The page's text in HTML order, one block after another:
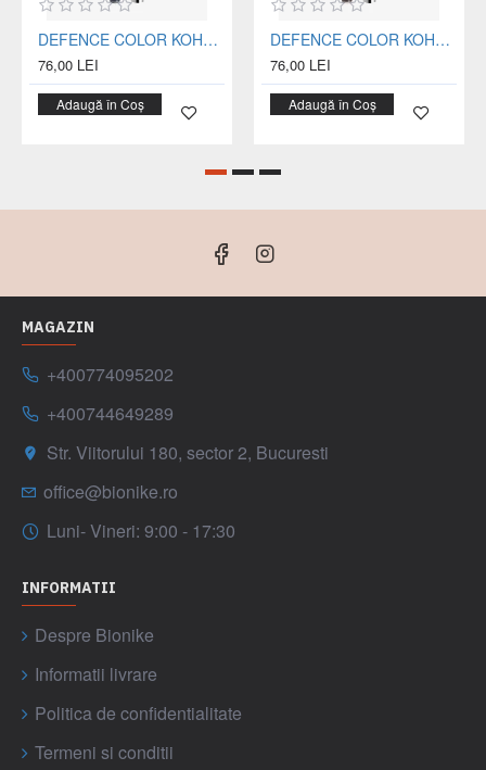
DEFENCE COLOR KOHL&KAJAL creion pentru conturul ochilor 102 bleu marine
76,00 LEI
Adaugă în Coș
DEFENCE COLOR KOHL&KAJAL creion pentru conturul ochilor 103 brun
76,00 LEI
Adaugă în Coș
MAGAZIN
+400774095202
+400744649289
Str. Viitorului 180, sector 2, Bucuresti
office@bionike.ro
Luni- Vineri: 9:00 - 17:30
INFORMATII
Despre Bionike
Informatii livrare
Politica de confidentialitate
Termeni si conditii